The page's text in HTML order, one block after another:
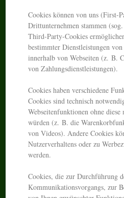
Cookies können von uns (First-
Drittunternehmen stammen
Third-Party-Cookies
bestimmter Dienstleistungen
innerhalb von Webseiten (z. B.
von Zahlungsdienstleistungen).
Cookies haben verschiedene
Cookies sind technisch
Webseitenfunktionen ohne
würden (z. B. die
von Videos). Andere Cookies
Nutzerverhaltens oder zu
werden.
Cookies, die zur Durchführung
Kommunikationsvorgangs, zur